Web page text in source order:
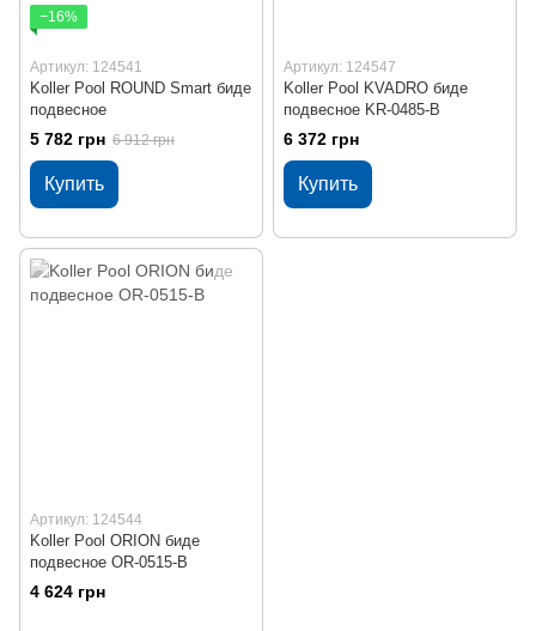
−16%
Артикул: 124541
Koller Pool ROUND Smart биде
подвесное
5 782 грн 6 912 грн
Купить
Артикул: 124547
Koller Pool KVADRO биде
подвесное KR-0485-B
6 372 грн
Купить
Артикул: 124544
Koller Pool ORION биде
подвесное OR-0515-B
4 624 грн